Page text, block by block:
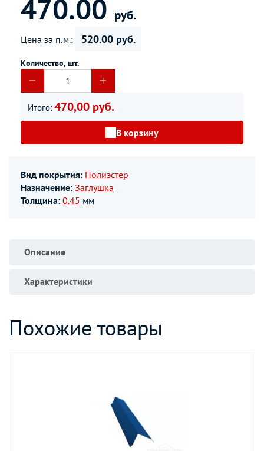
470.00 руб.
Цена за п.м.: 520.00 руб.
Количество, шт.
Итого: 470,00 руб.
В корзину
Вид покрытия: Полиэстер
Назначение: Заглушка
Толщина: 0.45 мм
Описание
Характеристики
Похожие товары